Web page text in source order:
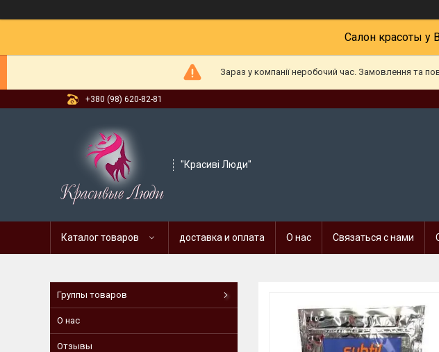
Салон красоты у
Зараз у компанії неробочий час. Замовлення та
+380 (98) 620-82-81
"Красиві Люди"
Каталог товаров доставка и оплата О нас Связаться с нами
Группы товаров
О нас
Отзывы